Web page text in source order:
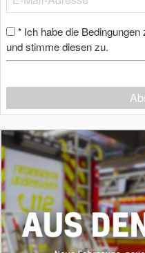
* Ich habe die
und stimme diesen zu.